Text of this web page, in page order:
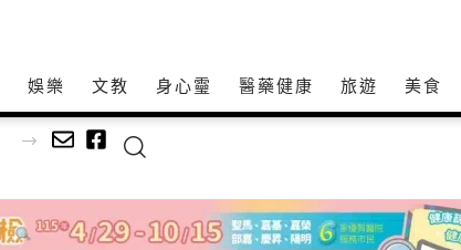
娛樂 文教 身心𩆜 醫藥健康 旅遊 美食